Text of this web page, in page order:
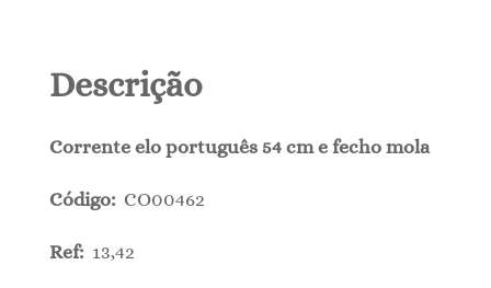
Descrição
Corrente elo português 54 cm e fecho mola
Código: CO00462
Ref: 13,42